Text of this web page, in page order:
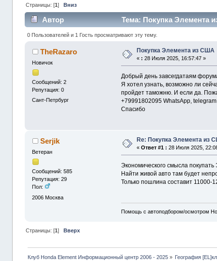
Страницы: [1] Вниз
Автор Тема: Покупка Элемента
0 Пользователей и 1 Гость просматривают эту тему.
TheRazaro
Новичок
Сообщений: 2
Репутация: 0
Сант-Петрбург
Покупка Элемента из США
« : 28 Июля 2025, 16:57:47 »
Добрый день завсегдатаям
Я хотел узнать, возможно ли
пройдет таможню. И если да.
+79991802095 WhatsApp,
Спасибо
Serjik
Ветеран
Сообщений: 585
Репутация: 29
Пол:
2006 Москва
Re: Покупка Элемента из
«Ответ #1 : 28 Июля 2025,
Экономического смысла
Найти живой авто там будет
Только пошлина составит 11000-
Помощь с автоподбором/осмотром
Страницы: [1 ] Вверх
Клуб Honda Element Информационный центр 2006 - 2025» География